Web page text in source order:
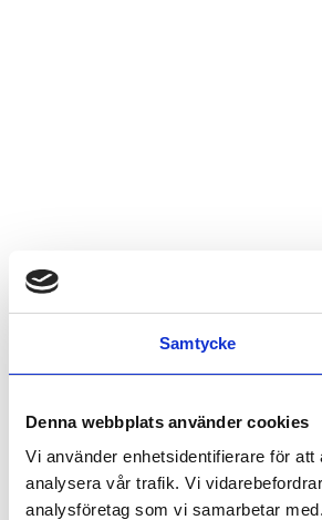
Samtycke
Denna webbplats använder cookies
Vi använder enhetsidentifierare för
analysera vår trafik. Vi
analysföretag som vi samarbetar